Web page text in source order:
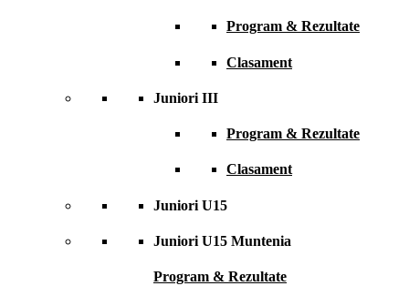
Program & Rezultate
Clasament
Juniori III
Program & Rezultate
Clasament
Juniori U15
Juniori U15 Muntenia
Program & Rezultate